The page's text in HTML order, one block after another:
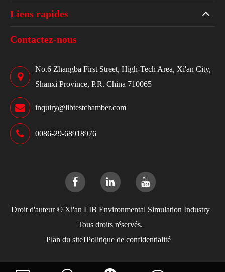
Liens rapides
Contactez-nous
No.6 Zhangba First Street, High-Tech Area, Xi'an City,
Shanxi Province, P.R. China 710065
inquiry@libtestchamber.com
0086-29-68918976
Droit d'auteur © Xi'an LIB Environmental Simulation Industry
Tous droits réservés.
Plan du site Politique de confidentialité